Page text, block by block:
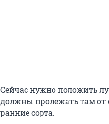
Сейчас нужно положить
должны пролежать там от
ранние сорта.